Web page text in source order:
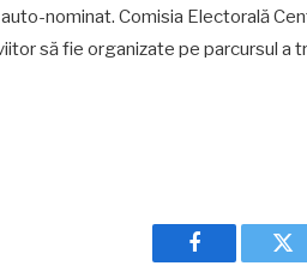
nominat. Comisia Electorală
să fie organizate pe parcursul a
Facebook